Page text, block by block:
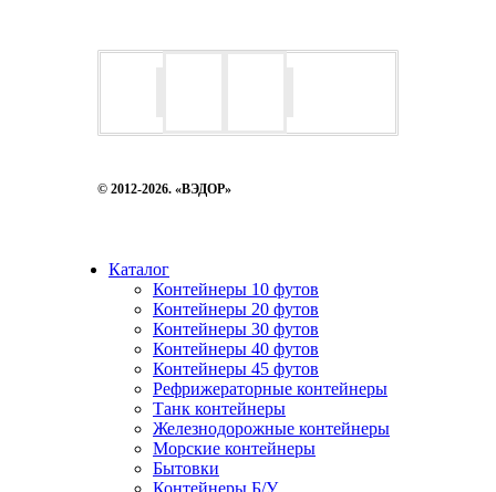
© 2012-2026. «ВЭДОР»
Каталог
Контейнеры 10 футов
Контейнеры 20 футов
Контейнеры 30 футов
Контейнеры 40 футов
Контейнеры 45 футов
Рефрижераторные контейнеры
Танк контейнеры
Железнодорожные контейнеры
Морские контейнеры
Бытовки